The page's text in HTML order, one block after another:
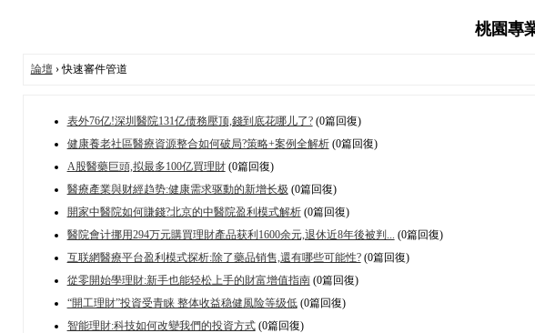
桃園專
論壇› 快速審件管道
表外76亿!深圳醫院131亿债務壓顶,錢到底花哪儿了?(0篇回復)
健康養老社區醫療資源整合如何破局?策略+案例全解析(0篇回復)
A股醫藥巨頭,拟最多100亿買理財(0篇回復)
醫療產業與财經趋势:健康需求驱動的新增长极 (0篇回復)
開家中醫院如何賺錢?北京的中醫院盈利模式解析(0篇回復)
醫院會计挪用294万元購買理財產品获利1600余元,退休近8年後被判... (0篇回復)
互联網醫療平台盈利模式探析:除了藥品销售,還有哪些可能性?(0篇回復)
從零開始學理財:新手也能轻松上手的財富增值指南(0篇回復)
“開工理財”投資受青睐 整体收益稳健風险等级低(0篇回復)
智能理財:科技如何改變我們的投資方式(0篇回復)